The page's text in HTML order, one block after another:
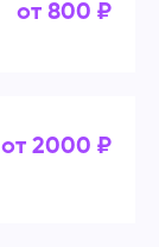
от 800 ₽
от 2000 ₽